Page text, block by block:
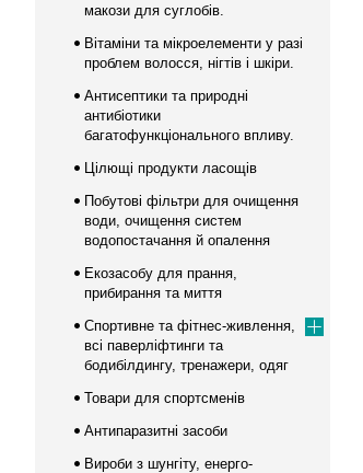
макози для суглобів.
Вітаміни та мікроелементи у разі
проблем волосся, нігтів і шкіри.
Антисептики та природні
антибіотики
багатофункціонального впливу.
Цілющі продукти ласощів
Побутові фільтри для очищення
води, очищення систем
водопостачання й опалення
Екозасобу для прання,
прибирання та миття
Спортивне та фітнес-живлення,
всі паверліфтинги та
бодибілдингу, тренажери, одяг
Товари для спортсменів
Антипаразитні засоби
Вироби з шунгіту, енерго-